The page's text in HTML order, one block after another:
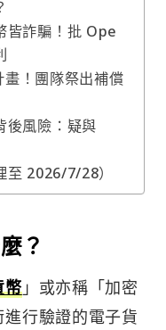
皆詐騙！批 Ope
！團隊祭出補償
後風險：疑與
至 2026/7/28）
？
幣」或亦稱「加密
進行驗證的電子貨